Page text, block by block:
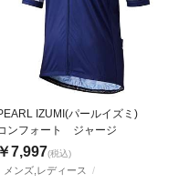
メンズ,レディース
IZUMI(パールイズミ)
ンフォート ジャージ
￥7,997(税込)